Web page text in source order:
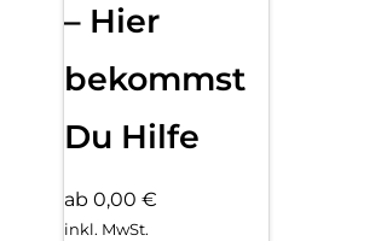
– Hier
bekommst
Du Hilfe
ab 0,00 €
inkl. MwSt.